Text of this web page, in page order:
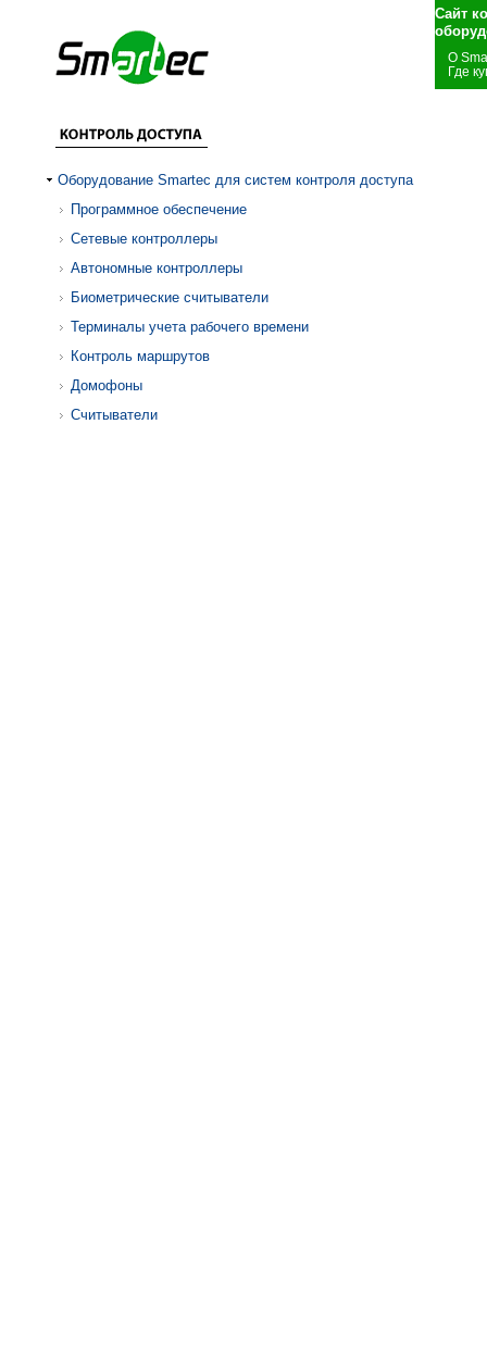
Сайт
О
Где
Оборудование Smartec для систем контроля доступа
Программное обеспечение
Сетевые контроллеры
Автономные контроллеры
Биометрические считыватели
Терминалы учета рабочего времени
Контроль маршрутов
Домофоны
Считыватели